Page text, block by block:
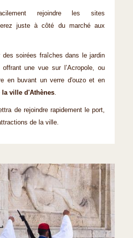
rejoindre les sites
juste à côté du marché aux
des soirées fraîches dans le jardin
une vue sur l’Acropole, ou
en buvant un verre d'ouzo et en
la ville d'Athènes.
de rejoindre rapidement le port,
de la ville.